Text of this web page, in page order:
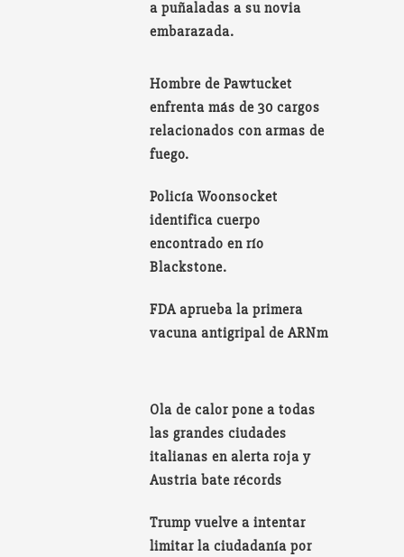
a puñaladas a su novia
embarazada.
Hombre de Pawtucket
enfrenta más de 30 cargos
relacionados con armas de
fuego.
Policía Woonsocket
identifica cuerpo
encontrado en río
Blackstone.
FDA aprueba la primera
vacuna antigripal de ARNm
Ola de calor pone a todas
las grandes ciudades
italianas en alerta roja y
Austria bate récords
Trump vuelve a intentar
limitar la ciudadanía por